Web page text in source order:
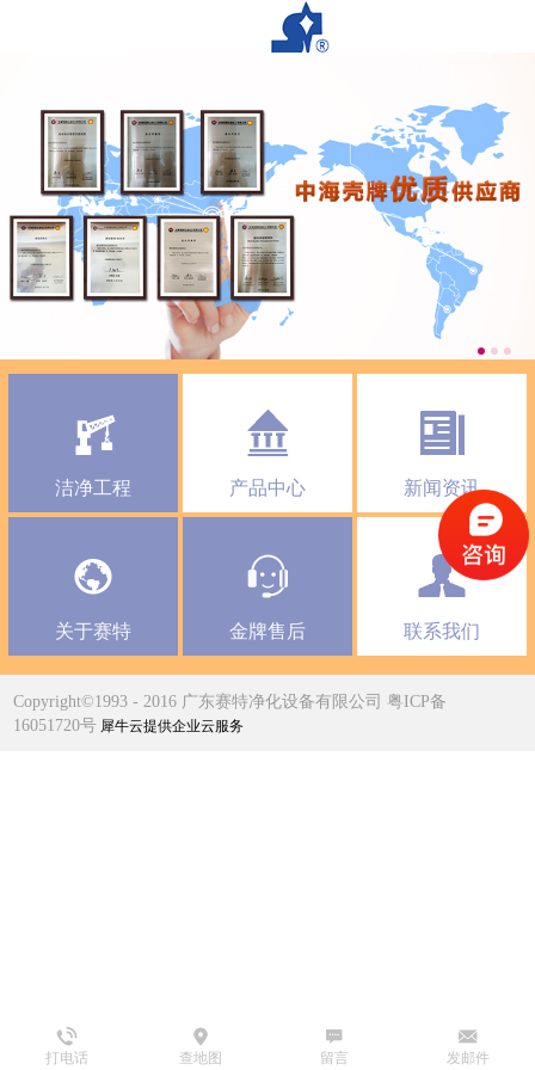
洁净工程 产品中心 新闻资讯
关于赛特 金牌售后 联系我们
Copyright©1993 - 2016 广东赛特净化设备有限公司 粤ICP备
16051720号 犀牛云提供企业云服务
打电话 查地图 发邮件
留言